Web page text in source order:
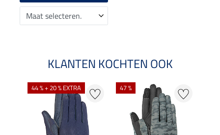
KLANTEN KOCHTEN OOK
44 % + 20 % EXTRA 47 %